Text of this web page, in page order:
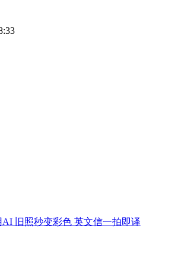
旧照秒变彩色 英文信一拍即译